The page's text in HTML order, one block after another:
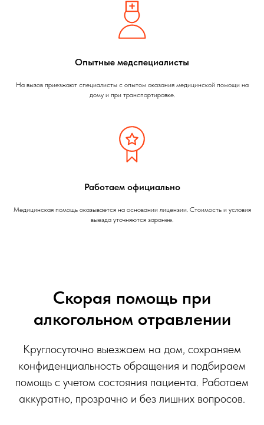
Опытные медспециалисты
На вызов приезжают специалисты с опытом оказания медицинской помощи на
дому и при транспортировке.
Работаем официально
Медицинская помощь оказывается на основании лицензии. Стоимость и условия
выезда уточняются заранее.
Скорая помощь при
алкогольном отравлении
Круглосуточно выезжаем на дом, сохраняем
конфиденциальность обращения и подбираем
помощь с учетом состояния пациента. Работаем
аккуратно, прозрачно и без лишних вопросов.